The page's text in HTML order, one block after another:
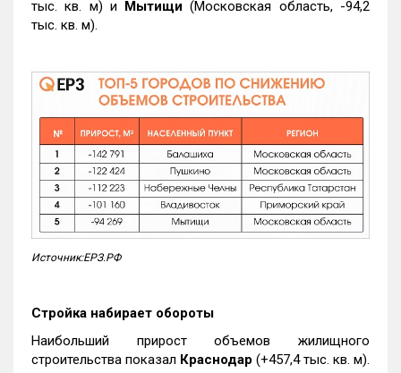
тыс. кв. м) и Мытищи (Московская область, -94,2
тыс. кв. м).
Источник:ЕРЗ.РФ
Стройка набирает обороты
Наибольший прирост объемов жилищного
строительства показал Краснодар (+457,4 тыс. кв. м).